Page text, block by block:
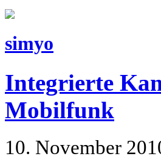
simyo
Integrierte
Mobilfunk
10. November